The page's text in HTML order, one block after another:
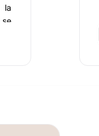
la